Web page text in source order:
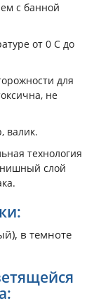
с банной
от 0 С до
для
не
валик.
технология
слой
в темноте